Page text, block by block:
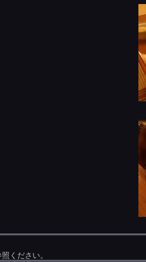
ください。